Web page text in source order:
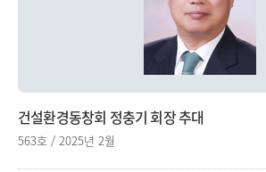
건설환경동창회 정충기 회장 추대
563호 / 2025년 2월